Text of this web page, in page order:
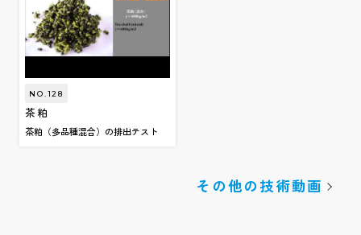
NO.128
茶粕
茶粕（多品種混合）の排出テスト
その他の技術動画